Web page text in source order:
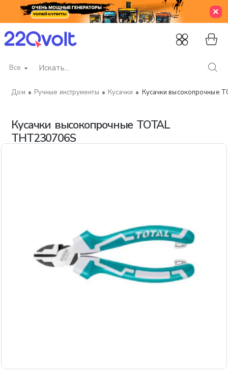
Все
Искать...
Кусачки высокопрочные TOTAL
THT230706S
Ручные инструменты Кусачки Кусачки высокопрочные